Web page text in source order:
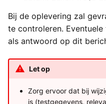
Bij de oplevering zal
te controleren.
als antwoord op dit
Let op
Zorg ervoor dat bij
is (testgegevens,